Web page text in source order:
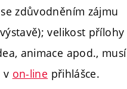
zdůvodněním zájmu
velikost přílohy
animace apod., musí
v on-line přihlášce.